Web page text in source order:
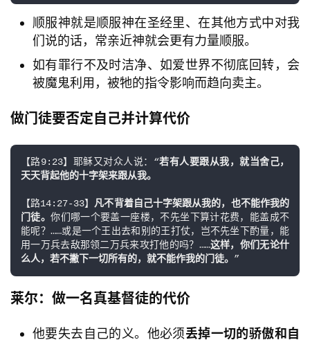
顺服神就是顺服神在圣经里、在其他方式中对我
们说的话，常亲近神就会更有力量顺服。
如有罪行不及时洁净、如爱世界不彻底回转，会
被魔鬼利用，被牠的指令影响而趋向卖主。
做门徒要否定自己并计算代价
【路9:23】耶稣又对众人说：“若有人要跟从我，就当舍己，
天天背起他的十字架来跟从我。
【路14:27-33】 凡不背着自己十字架跟从我的，也不能作我的
门徒。你们哪一个要盖一座楼，不先坐下算计花费，能盖成不
能呢？……或是一个王出去和别的王打仗，岂不先坐下酌量，能
用一万兵去敌那领二万兵来攻打他的吗？……这样，你们无论什
么人，若不撇下一切所有的，就不能作我的门徒。 ”
莱尔：做一名真基督徒的代价
他要失去自己的义。他必须丢掉一切的骄傲和自